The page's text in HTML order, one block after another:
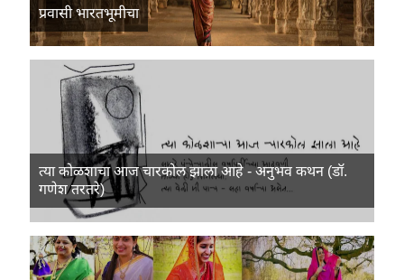
प्रवासी भारतभूमीचा
त्या कोळशाचा आज चारकोल झाला आहे - अनुभव कथन (डॉ.
गणेश तरतरे)